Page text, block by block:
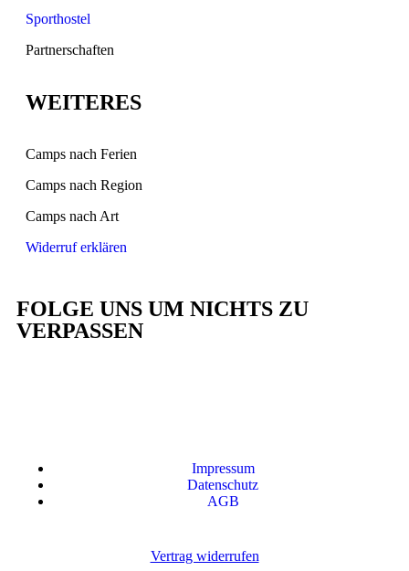
Sporthostel
Partnerschaften
WEITERES
Camps nach Ferien
Camps nach Region
Camps nach Art
Widerruf erklären
FOLGE UNS UM NICHTS ZU
VERPASSEN
Impressum
Datenschutz
AGB
Vertrag widerrufen